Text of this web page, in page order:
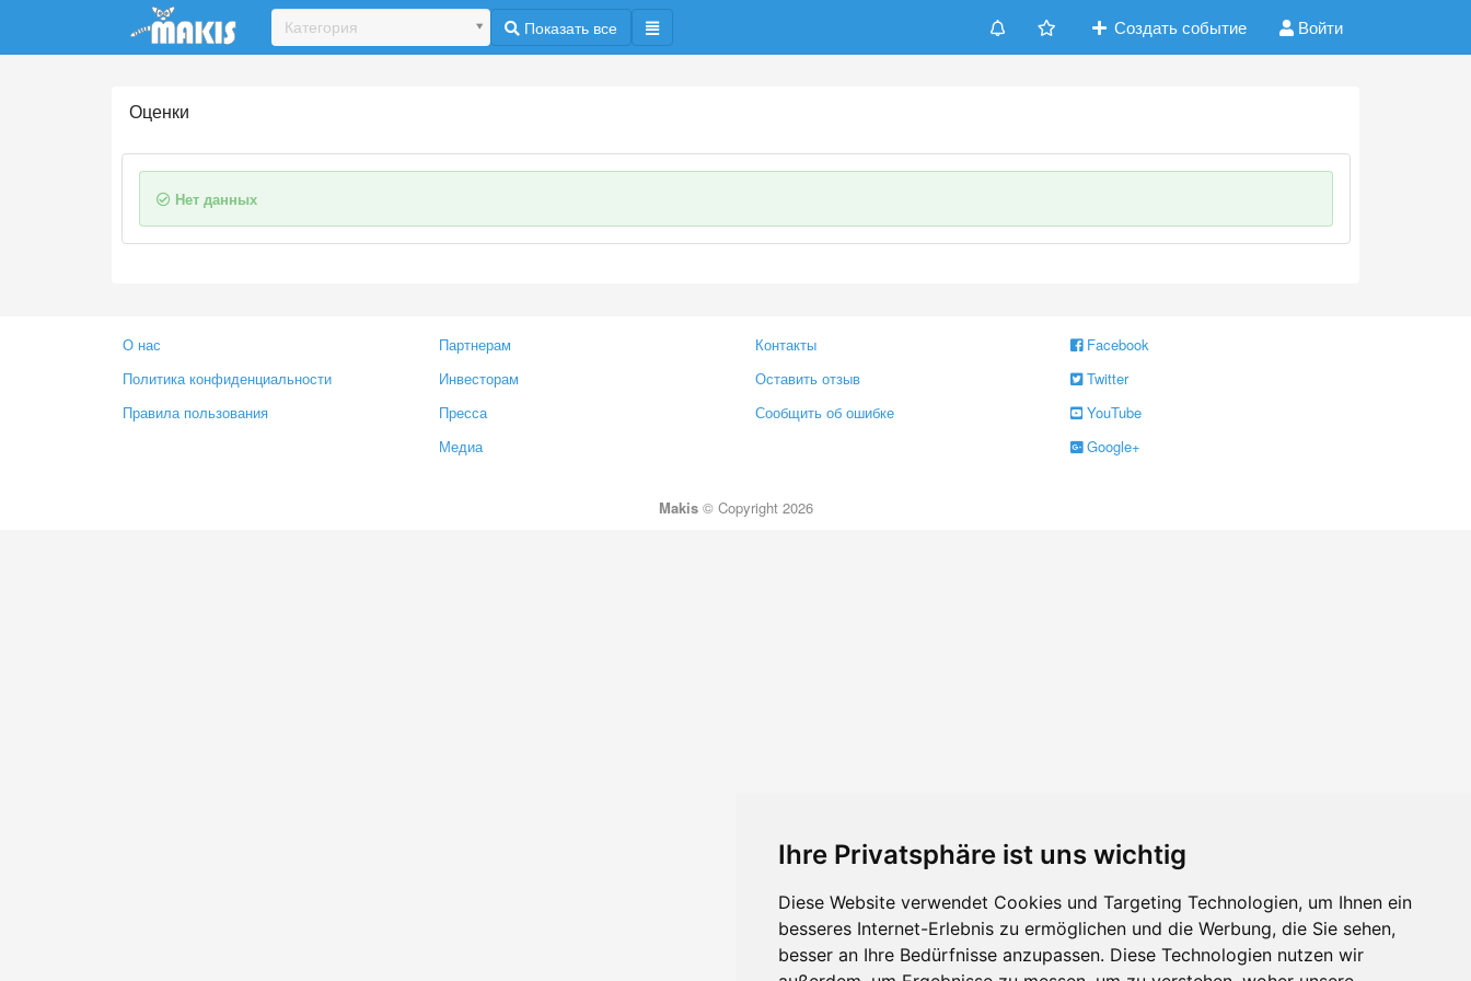
Ihre Privatsphäre ist uns wichtig
Diese Website verwendet Cookies und Targeting Technologien, um Ihnen ein
besseres Internet-Erlebnis zu ermöglichen und die Werbung, die Sie sehen,
besser an Ihre Bedürfnisse anzupassen. Diese Technologien nutzen wir
Update cookies preferences
Категория Показать все Создать событие Войти
Оценки
Нет данных
О нас
Политика конфиденциальности
Правила пользования
Партнерам
Инвесторам
Пресса
Медиа
Контакты
Оставить отзыв
Сообщить об ошибке
Facebook
Twitter
YouTube
Google+
Makis© Copyright 2026